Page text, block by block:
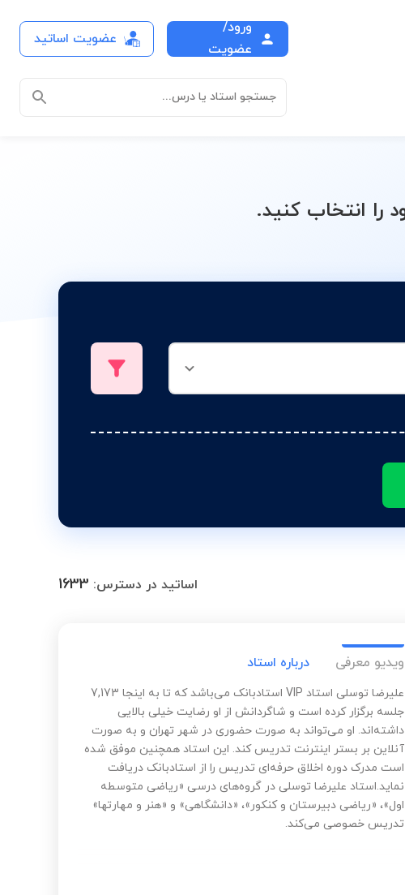
ورود/
عضویت
عضویت اساتید
جستجو استاد یا درس...
اساتید در دسترس: 1633
ویدیو معرفی درباره استاد
علیرضا توسلی استاد VIP استادبانک می‌باشد که تا به اینجا 7,173
جلسه برگزار کرده است و شاگردانش از او رضایت خیلی بالایی
داشته‌اند. او می‌تواند به صورت حضوری در شهر تهران و به صورت
آنلاین بر بستر اینترنت تدریس کند. این استاد همچنین موفق شده
است مدرک دوره اخلاق حرفه‌ای تدریس را از استادبانک دریافت
نماید.استاد علیرضا توسلی در گروه‌های درسی «ریاضی متوسطه
اول»، «ریاضی دبیرستان و کنکور»، «دانشگاهی» و «هنر و مهارتها»
تدریس خصوصی می‌کند.